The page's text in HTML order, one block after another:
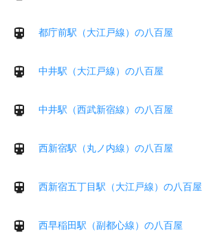
都庁前駅（大江戸線）の八百屋
中井駅（大江戸線）の八百屋
中井駅（西武新宿線）の八百屋
西新宿駅（丸ノ内線）の八百屋
西新宿五丁目駅（大江戸線）の八百屋
西早稲田駅（副都心線）の八百屋